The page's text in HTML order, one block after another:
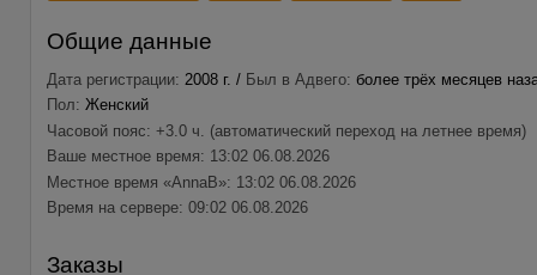
Общие данные
Дата регистрации: 2008 г. / Был в Адвего: более трёх месяцев
Пол: Женский
Часовой пояс: +3.0 ч. (автоматический переход на летнее время)
Ваше местное время: 13:02 06.08.2026
Местное время «AnnaB»: 13:02 06.08.2026
Время на сервере: 09:02 06.08.2026
Заказы